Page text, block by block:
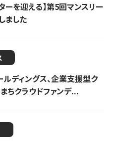
を迎える】​​第5回マンスリー
ました
ディングス、企業支援型ク
ちクラウドファンデ...